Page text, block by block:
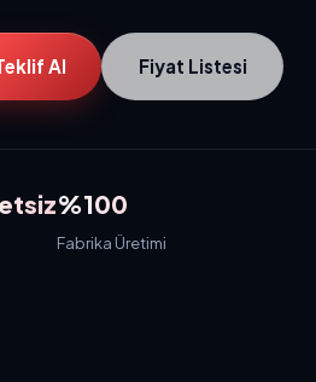
Al Fiyat Listesi
%100
Fabrika Üretimi